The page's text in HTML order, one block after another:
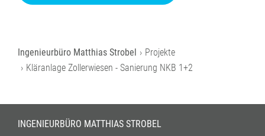
Projekte
Kläranlage Zollerwiesen - Sanierung NKB 1+2
INGENIEURBÜRO MATTHIAS STROBEL